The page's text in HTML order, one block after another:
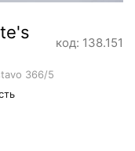
код: 138.151
366/5